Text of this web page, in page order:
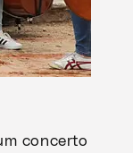
concerto